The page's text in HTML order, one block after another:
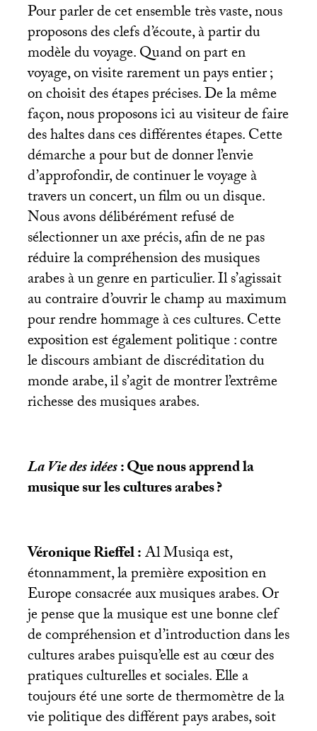
Pour parler de cet ensemble très vaste, nous
proposons des clefs d’écoute, à partir du
modèle du voyage. Quand on part en
voyage, on visite rarement un pays entier;
on choisit des étapes précises. De la même
façon, nous proposons ici au visiteur de faire
des haltes dans ces différentes étapes. Cette
démarche a pour but de donner l’envie
d’approfondir, de continuer le voyage à
travers un concert, un film ou un disque.
Nous avons délibérément refusé de
sélectionner un axe précis, afin de ne pas
réduire la compréhension des musiques
arabes à un genre en particulier. Il s’agissait
au contraire d’ouvrir le champ au maximum
pour rendre hommage à ces cultures. Cette
exposition est également politique : contre
le discours ambiant de discréditation du
monde arabe, il s’agit de montrer l’extrême
richesse des musiques arabes.
La Vie des idées: Que nous apprend la
musique sur les cultures arabes?
Véronique Rieffel :Al Musiqa est,
étonnamment, la première exposition en
Europe consacrée aux musiques arabes. Or
je pense que la musique est une bonne clef
de compréhension et d’introduction dans les
cultures arabes puisqu’elle est au cœur des
pratiques culturelles et sociales. Elle a
toujours été une sorte de thermomètre de la
vie politique des différent pays arabes, soit